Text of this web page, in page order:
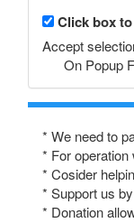
Click box
Accept
On Popup
* We need to
* For operation
* Cosider
* Support us
* Donation